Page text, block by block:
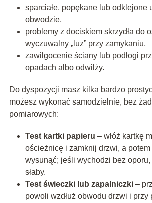
sparciałe, popękane lub odklejone
obwodzie,
problemy z dociskiem skrzydła do
wyczuwalny „luz” przy zamykaniu,
zawilgocenie ściany lub podłogi
opadach albo odwilży.
Do dyspozycji masz kilka bardzo
możesz wykonać samodzielnie, bez
pomiarowych:
Test kartki papieru – włóż kartkę
ościeżnicę i zamknij drzwi, a
wysunąć; jeśli wychodzi bez
słaby.
Test świeczki lub zapalniczki–
powoli wzdłuż obwodu drzwi i przy